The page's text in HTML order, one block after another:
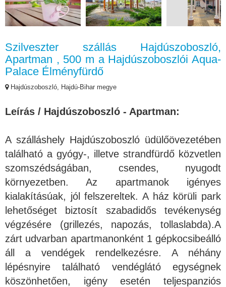
Szilveszter szállás Hajdúszoboszló,
Apartman , 500 m a Hajdúszoboszlói Aqua-
Palace Élményfürdő
Hajdúszoboszló, Hajdú-Bihar megye
Leírás / Hajdúszoboszló - Apartman:
A szálláshely Hajdúszoboszló üdülőövezetében
található a gyógy-, illetve strandfürdő közvetlen
szomszédságában, csendes, nyugodt
környezetben. Az apartmanok igényes
kialakításúak, jól felszereltek. A ház körüli park
lehetőséget biztosít szabadidős tevékenység
végzésére (grillezés, napozás, tollaslabda).A
zárt udvarban apartmanonként 1 gépkocsibeálló
áll a vendégek rendelkezésre. A néhány
lépésnyire található vendéglátó egységnek
köszönhetően, igény esetén teljespanziós